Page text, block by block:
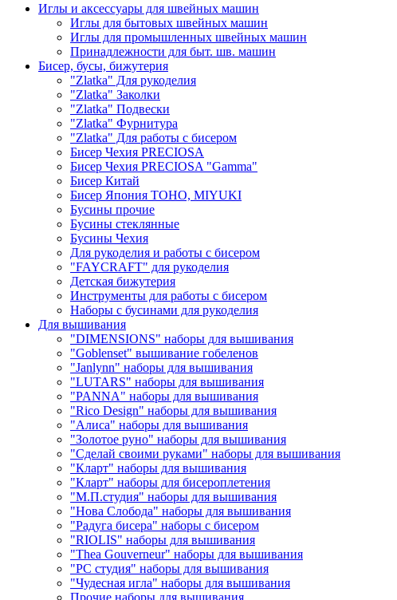
Иглы и аксессуары для швейных машин
Иглы для бытовых швейных машин
Иглы для промышленных швейных машин
Принадлежности для быт. шв. машин
Бисер, бусы, бижутерия
"Zlatka" Для рукоделия
"Zlatka" Заколки
"Zlatka" Подвески
"Zlatka" Фурнитура
"Zlatka" Для работы с бисером
Бисер Чехия PRECIOSA
Бисер Чехия PRECIOSA "Gamma"
Бисер Китай
Бисер Япония TOHO, MIYUKI
Бусины прочие
Бусины стеклянные
Бусины Чехия
Для рукоделия и работы с бисером
"FAYCRAFT" для рукоделия
Детская бижутерия
Инструменты для работы с бисером
Наборы с бусинами для рукоделия
Для вышивания
"DIMENSIONS" наборы для вышивания
"Goblenset" вышивание гобеленов
"Janlynn" наборы для вышивания
"LUTARS" наборы для вышивания
"PANNA" наборы для вышивания
"Rico Design" наборы для вышивания
"Алиса" наборы для вышивания
"Золотое руно" наборы для вышивания
"Сделай своими руками" наборы для вышивания
"Кларт" наборы для вышивания
"Кларт" наборы для бисероплетения
"М.П.студия" наборы для вышивания
"Нова Слобода" наборы для вышивания
"Радуга бисера" наборы с бисером
"RIOLIS" наборы для вышивания
"Thea Gouverneur" наборы для вышивания
"РС студия" наборы для вышивания
"Чудесная игла" наборы для вышивания
Прочие наборы для вышивания